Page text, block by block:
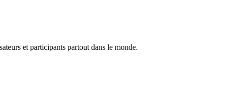
et participants partout dans le monde.